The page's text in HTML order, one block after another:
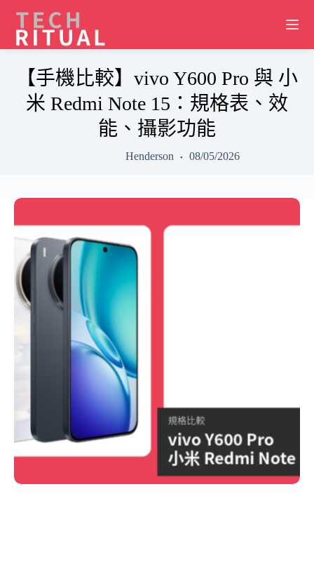
content
【手機比較】vivo Y600 Pro 與 小
米 Redmi Note 15：規格表、效
能、攝影功能
Henderson 08/05/2026